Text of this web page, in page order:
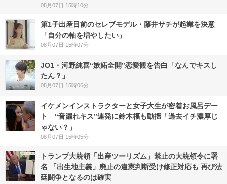
08月07日 15時10分
第1子出産目前のセレブモデル・藤井サチが起業を決意
「自分の軸を増やしたい」
08月07日 15時07分
JO1・河野純喜“嫉妬全開”恋愛観を告白「なんでキスし
たん？」
08月07日 15時06分
イケメンインストラクターと女子大生が密着お風呂デー
ト “音漏れキス”連発に鈴木福も動揺「過去イチ濃厚じ
ゃない？」
08月07日 15時05分
トランプ大統領「出産ツーリズム」禁止の大統領令に署
名 「出生地主義」廃止の違憲判断受け修正対応も 再び法
廷闘争となるのは確実